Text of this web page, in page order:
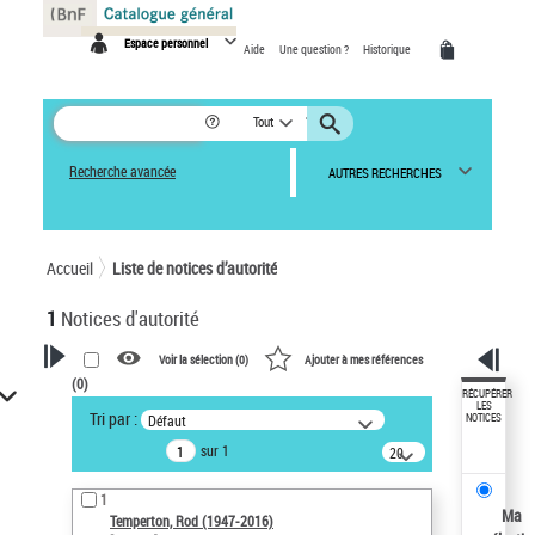
Espace personnel Aide Une question ? Historique
Tout
Recherche avancée AUTRES RECHERCHES
Accueil Liste de notices d’autorité
1 Notices d'autorité
VOTRE RECHERCHE
Recherche avancée dans les
notices d’autorité
Œuvres liées à l'auteur :
Temperton, Rod (1947-2016)
Voir la sélection (0) Ajouter à mes références
(0)
Tri par : Défaut
sur 1
20
résultats/page
1
Temperton, Rod (1947-2016)
RÉCUPÉRER
LES
NOTICES
Ma
Panneau de gestion des cookies